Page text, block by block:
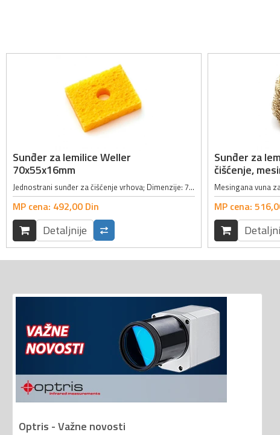
Sunđer za lemilice Weller
70x55x16mm
Jednostrani sunđer za čišćenje vrhova; Dimenzije: 70x55x16mm;
MP cena: 492,00 Din
Detaljnije
Sunđer za
čišćenje,
Mesingana vuna
MP cena: 516,
Optris - Važne novosti